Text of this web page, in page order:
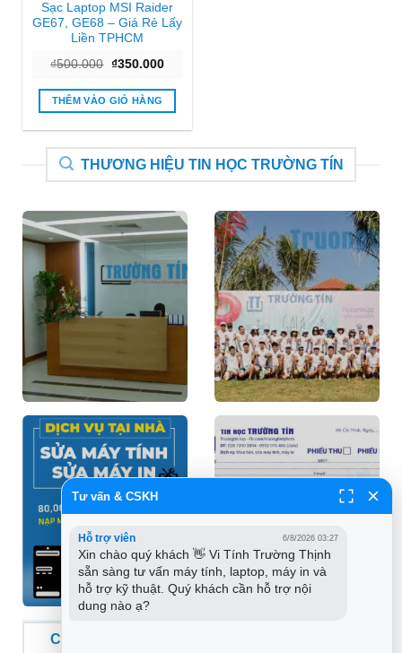
Sạc Laptop MSI Raider
GE67, GE68 – Giá Rẻ Lấy
Liền TPHCM
₫500.000 Giá
là:
₫500.000.
₫350.000Giá
tại
₫350.000.
THÊM VÀO GIỎ HÀNG
THƯƠNG HIỆU TIN HỌC TRƯỜNG TÍN
CHUỖI CỬA HÀNG VI TÍNH TRƯỜNG THỊNH
Tư vấn & CSKH
Hỗ trợ viên 6/8/2026 03:27
Xin chào quý khách 👋 Vi Tính Trường Thịnh
sẵn sàng tư vấn máy tính, laptop, máy in và
hỗ trợ kỹ thuật. Quý khách cần hỗ trợ nội
dung nào ạ?